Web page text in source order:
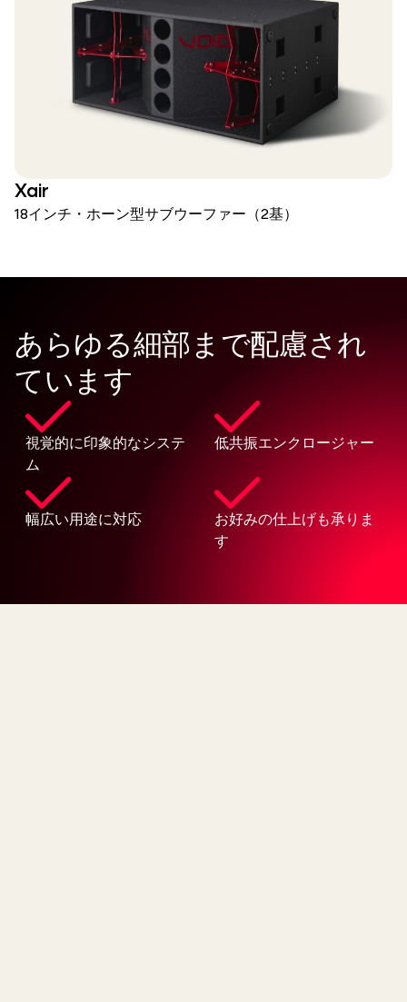
Xair
18インチ・ホーン型サブウーファー（2基）
あらゆる細部まで配慮され
ています
視覚的に印象的なシステ
ム
低共振エンクロージャー
幅広い用途に対応
お好みの仕上げも承りま
す